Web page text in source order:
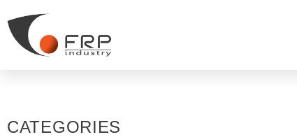
CATEGORIES